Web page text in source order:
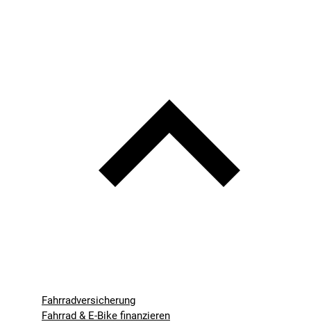
Fahrradversicherung
Fahrrad & E-Bike finanzieren